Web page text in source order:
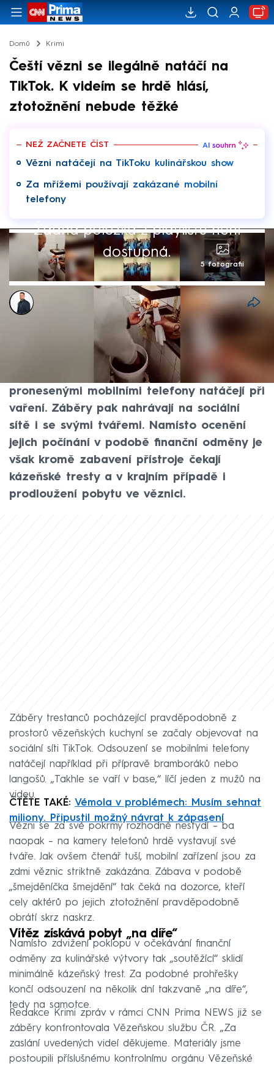
Domů Krimi
Čeští vězni se ilegálně natáčí na
TikTok. K videím se hrdě hlásí,
ztotožnění nebude těžké
NEŽ ZAČNETE ČÍST
Vězni natáčejí na TikToku kulinářskou show
Za mřížemi používají zakázané mobilní
telefony
Žádná položka z playlistu není
dostupná.
5 fotografií
Matěj Rychlý
10. čvn 2026, 22:10
Za zdmi českých věznic vzniká poněkud
specifická kulinářská reality show.
Odsouzení trestanci se totiž ilegálně
pronesenými mobilními telefony natáčejí při
vaření. Záběry pak nahrávají na sociální
sítě i se svými tvářemi. Namísto ocenění
jejich počínání v podobě finanční odměny je
však kromě zabavení přístroje čekají
kázeňské tresty a v krajním případě i
prodloužení pobytu ve věznici.
Záběry trestanců pocházející pravděpodobně z
prostorů vězeňských kuchyní se začaly objevovat na
sociální síti TikTok. Odsouzení se mobilními telefony
natáčejí například při přípravě bramboráků nebo
langošů. „Takhle se vaří v base,“ líčí jeden z mužů na
videu.
ČTĚTE TAKÉ: Vémola v problémech: Musím sehnat
miliony. Připustil možný návrat k zápasení
Vězni se za své pokrmy rozhodně nestydí – ba
naopak – na kamery telefonů hrdě vystavují své
tváře. Jak ovšem čtenář tuší, mobilní zařízení jsou za
zdmi věznic striktně zakázána. Zábava v podobě
„šmejděníčka šmejdění“ tak čeká na dozorce, kteří
cely aktérů po jejich ztotožnění pravděpodobně
obrátí skrz naskrz.
Vítěz získává pobyt „na díře“
Namísto zdvižení poklopu v očekávání finanční
odměny za kulinářské výtvory tak „soutěžící“ sklidí
minimálně kázeňský trest. Za podobné prohřešky
končí odsouzení na několik dní takzvaně „na díře“,
tedy na samotce.
Redakce Krimi zpráv v rámci CNN Prima NEWS již se
záběry konfrontovala Vězeňskou službu ČR. „Za
zaslání uvedených videí děkujeme. Materiály jsme
postoupili příslušnému kontrolnímu orgánu Vězeňské